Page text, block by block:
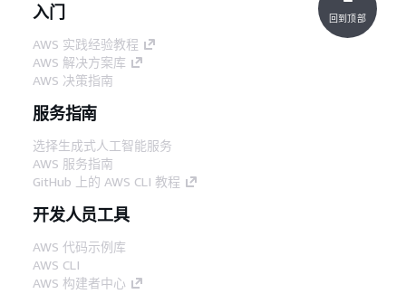
入门
AWS 实践经验教程
AWS 解决方案库
AWS 决策指南
服务指南
选择生成式人工智能服务
AWS 服务指南
GitHub 上的 AWS CLI 教程
开发人员工具
AWS 代码示例库
AWS CLI
AWS 构建者中心
回到顶部